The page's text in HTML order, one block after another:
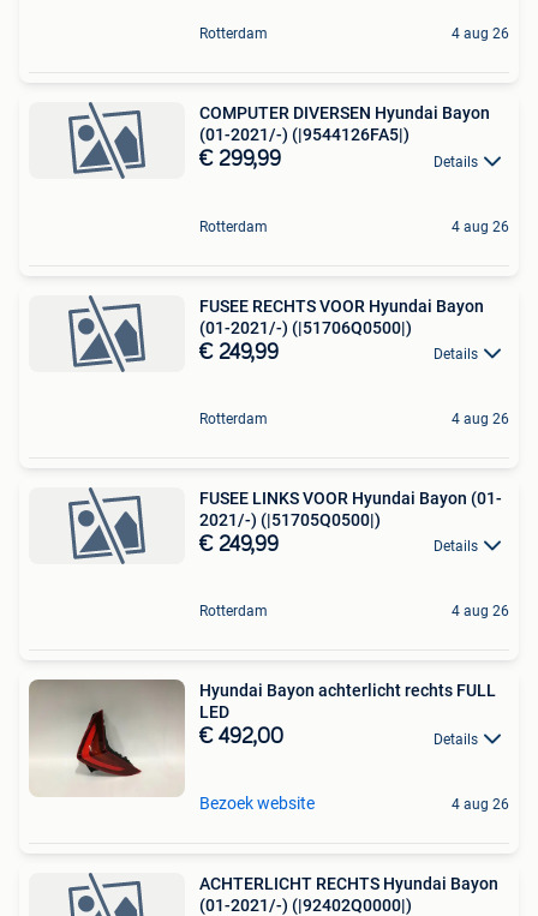
Rotterdam 4 aug 26
COMPUTER DIVERSEN Hyundai Bayon
(01-2021/-) (|9544126FA5|)
€ 299,99 Details
Rotterdam 4 aug 26
FUSEE RECHTS VOOR Hyundai Bayon
(01-2021/-) (|51706Q0500|)
€ 249,99 Details
Rotterdam 4 aug 26
FUSEE LINKS VOOR Hyundai Bayon (01-
2021/-) (|51705Q0500|)
€ 249,99 Details
Rotterdam 4 aug 26
Hyundai Bayon achterlicht rechts FULL
LED
€ 492,00 Details
Bezoek website 4 aug 26
ACHTERLICHT RECHTS Hyundai Bayon
(01-2021/-) (|92402Q0000|)